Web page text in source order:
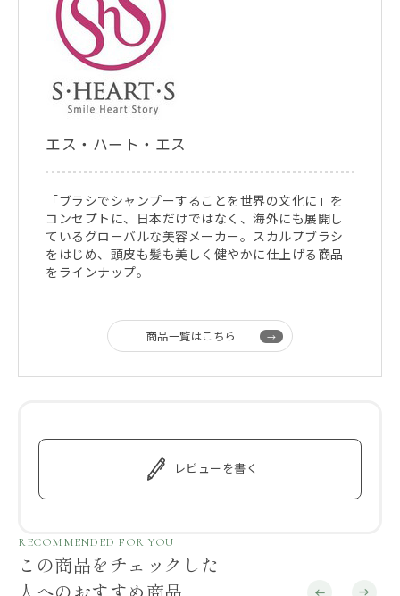
エス・ハート・エス
「ブラシでシャンプーすることを世界の文化に」を
コンセプトに、日本だけではなく、海外にも展開し
ているグローバルな美容メーカー。スカルプブラシ
をはじめ、頭皮も髪も美しく健やかに仕上げる商品
をラインナップ。
商品一覧はこちら
レビューを書く
RECOMMENDED FOR YOU
この商品をチェックした